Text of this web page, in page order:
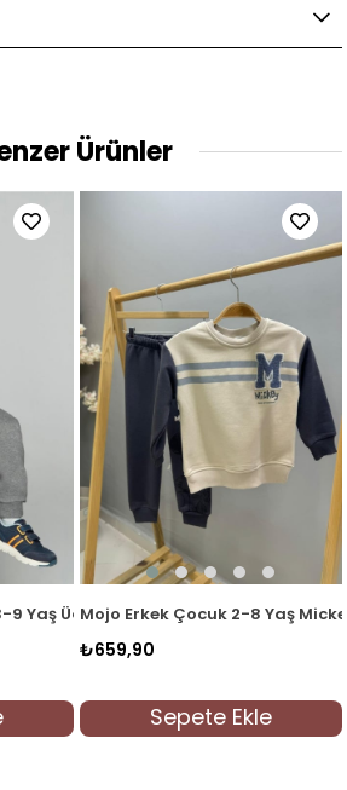
Ürünler
Krem-Haki
9 Yaş Üçlü Eşofman Seti 907 Mavi
Mojo Erkek Çocuk 2-8 Yaş
₺659,90
Sepete Ekle